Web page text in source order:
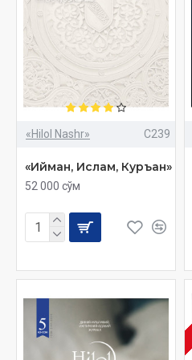
«Hilol Nashr» C239
«Ийман, Ислам, Куръан»
52 000 сўм